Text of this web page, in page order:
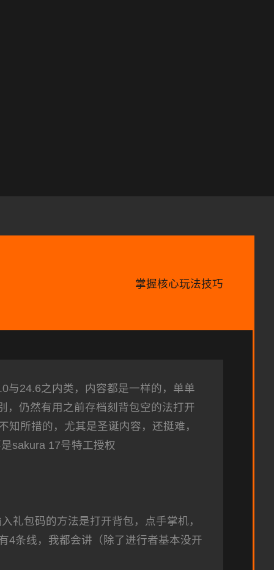
掌握核心玩法技巧
与24.6之内类，内容都是一样的，单单
，仍然有用之前存档刻背包空的法打开
所措的，尤其是圣诞内容，还挺难，
sakura 17号特工授权
包码的方法是打开背包，点手掌机，
4条线，我都会讲（除了进行者基本没开